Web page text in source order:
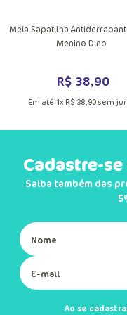
Meia Sapatilha
Menino Dino
R$ 38,90
Em até 1x R$ 38, 90sem
Cadastre-
Saiba também das
Ao se